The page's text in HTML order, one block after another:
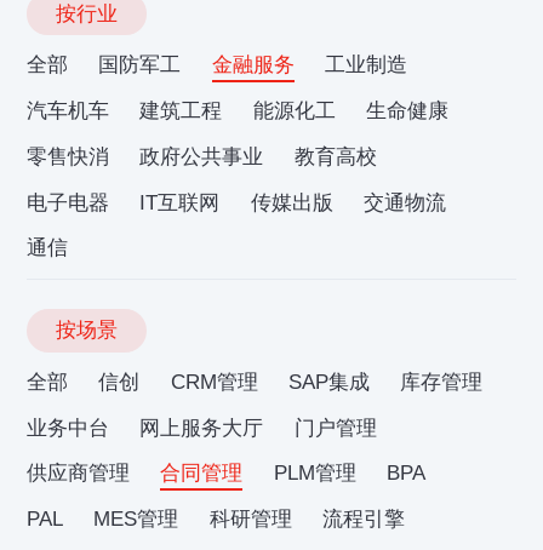
按行业
全部 国防军工 金融服务
工业制造
汽车机车
建筑工程 能源化工
生命健康
零售快消
政府公共事业
教育高校
电子电器
IT互联网 传媒出版
交通物流
通信
按场景
全部 信创 CRM管理 SAP集成
库存管理
业务中台
网上服务大厅
门户管理
供应商管理
合同管理 PLM管理
BPA
PAL
MES管理 科研管理
流程引擎